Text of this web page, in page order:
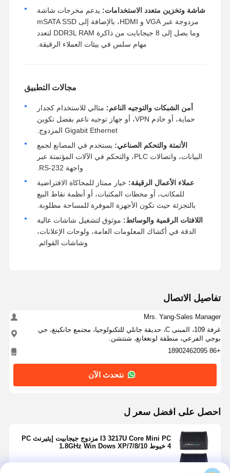
شاشة وتخزين متعدد الاستخدامات: يدعم مخرجات شاشة
مزدوجة عبر VGA و HDMI، بالإضافة إلى mSATA SSD
وما يصل إلى 8 جيجابايت من ذاكرة DDR3L RAM لتعدد
مهام سلس في بيئات العملاء الرقيقة.
مجالات التطبيق
أمن الشبكات والتوجيه الناعم: مثالي للاستخدام كجدار
حماية، أو خادم VPN، أو جهاز توجيه ناعم بفضل تكوين
Gigabit Ethernet المزدوج.
الأتمتة والتحكم الصناعي: يستخدم في المصانع لجمع
البيانات، واتصالات PLC، والتحكم في الآلات المؤتمتة عبر
واجهة RS-232.
عملاء الأعمال الرقيقة: خيار ممتاز للمحاكاة الافتراضية
للمكاتب، أو محطات المكتبات، أو أنظمة نقاط البيع
بالتجزئة حيث تكون الأجهزة الموفرة للمساحة مطلوبة.
اللافتات الرقمية والوسائط: موثوق لتشغيل شاشات عالية
الدقة في أكشاك المعلومات العامة، ولوحات الإعلانات،
وشاشات القوائم.
تفاصيل الاتصال
Mrs. Yang-Sales Manager
غرفة 109، المبنى C، حديقة جانلي للتكنولوجيا، مجتمع جانكينغ، حي
بوجي الفرعي، منطقة لونغغانغ، شنتشن.
+86 18902462095
نتحدث الآن
احصل على افضل سعر ل
I3 3217U Core Mini PC مزدوج جيجابيت إيثيرنث PC
4 خيوط 1.8GHz Win Dows XP/7/8/10